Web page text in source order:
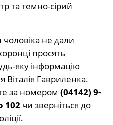
та темно-сірий
не дали
просять
яку інформацію
Гавриленка.
за номером (04142) 9-
102 чи зверніться до